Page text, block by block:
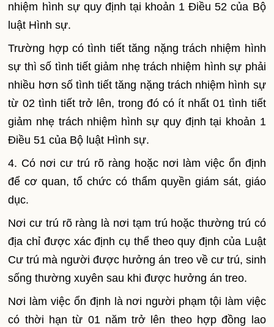
nhiệm hình sự quy định tại khoản 1 Điều 52 của Bộ
luật Hình sự.
Trường hợp có tình tiết tăng nặng trách nhiệm hình
sự thì số tình tiết giảm nhẹ trách nhiệm hình sự phải
nhiều hơn số tình tiết tăng nặng trách nhiệm hình sự
từ 02 tình tiết trở lên, trong đó có ít nhất 01 tình tiết
giảm nhẹ trách nhiệm hình sự quy định tại khoản 1
Điều 51 của Bộ luật Hình sự.
4. Có nơi cư trú rõ ràng hoặc nơi làm việc ổn định
để cơ quan, tổ chức có thẩm quyền giám sát, giáo
dục.
Nơi cư trú rõ ràng là nơi tạm trú hoặc thường trú có
địa chỉ được xác định cụ thể theo quy định của Luật
Cư trú mà người được hưởng án treo về cư trú, sinh
sống thường xuyên sau khi được hưởng án treo.
Nơi làm việc ổn định là nơi người phạm tội làm việc
có thời hạn từ 01 năm trở lên theo hợp đồng lao